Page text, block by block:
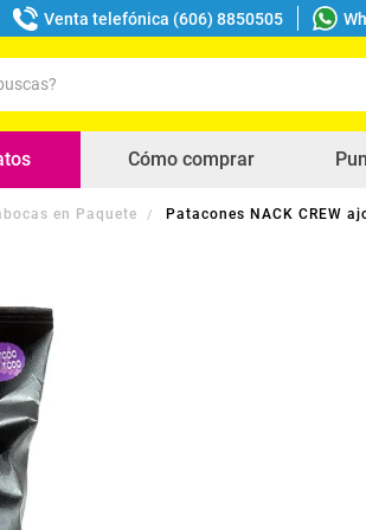
Venta telefónica (606) 8850505
Cómo comprar
en Paquete Patacones NACK CREW
buscados